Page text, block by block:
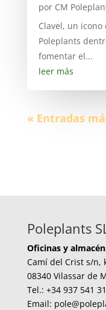
por CM
Clavel, un
Poleplants
fomentar el...
leer más
« Entradas
Poleplants
Oficinas y
Camí del Crist s/n,
08340 Vilassar de
Tel.: +34 937 541
Email: